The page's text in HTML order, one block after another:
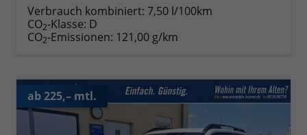
Verbrauch kombiniert: 7,50 l/100km
CO2-Klasse: D
CO2-Emissionen: 121,00 g/km
ab 225,– mtl.